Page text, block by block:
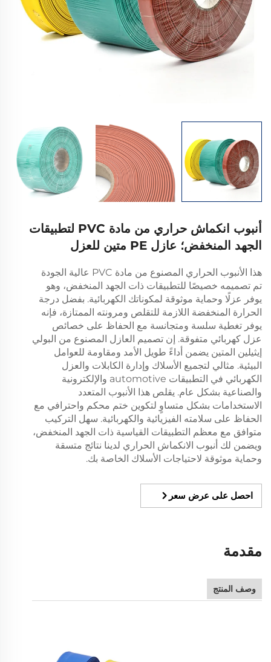
أنبوب انكماش حراري من مادة PVC لتطبيقات
الجهد المنخفض؛ عازل PE متين للعزل
هذا الأنبوب الحراري المصنوع من مادة PVC عالية الجودة
تم تصميمه خصيصًا للتطبيقات ذات الجهد المنخفض، وهو
يوفر عزلًا وحماية موثوقة لمكوناتك الكهربائية. بفضل درجة
الحرارة المنخفضة اللازمة للتقلص ومرونته الممتازة، فإنه
يوفر تغطية سلسة ومتجانسة مع الحفاظ على خصائص
عزل كهربائي متفوقة. إن تصميم العازل المصنوع من البولي
إيثيلين المتين يضمن أداءً طويل الأمد ومقاومة للعوامل
البيئية. مثالي لتجميع الأسلاك وإدارة الكابلات والعزل
الكهربائي في التطبيقات automotive والإلكترونية
والصناعية بشكل عام. يقلص هذا الأنبوب المتعدد
الاستخدامات بشكل متساوٍ لتكوين ختم محكم واحترافي مع
الحفاظ على سلامته الفيزيائية والكهربائية. سهل التركيب
متوافق مع معظم التطبيقات القياسية ذات الجهد المنخفض،
ويضمن لك أنبوب الانكماش الحراري لدينا نتائج متسقة
وحماية موثوقة لاحتياجات الأسلاك الخاصة بك.
احصل على عرض سعر
مقدمة
وصف المنتج